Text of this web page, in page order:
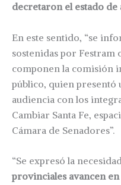
decretaron el estado
En este sentido, “se
sostenidas por Festram
componen la comisión
público, quien presentó
audiencia con los
Cambiar Santa Fe,
Cámara de Senadores”.
“Se expresó la
provinciales avancen